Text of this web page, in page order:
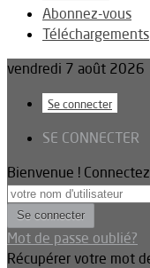
Abonnez-vous
Téléchargements
vendredi 7 août 2026
Se connecter
SE CONNECTER
Bienvenue !
Mot de passe oublié?
Récupérer votre mot